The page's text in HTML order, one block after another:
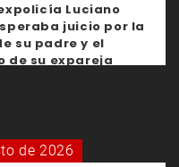
Luciano
juicio por la
su padre y el
de su expareja
de 2026